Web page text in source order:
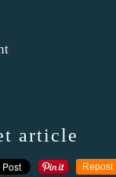
article
Repost